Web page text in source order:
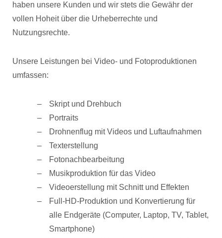
haben unsere Kunden und wir stets die Gewähr der
vollen Hoheit über die Urheberrechte und
Nutzungsrechte.
Unsere Leistungen bei Video- und Fotoproduktionen
umfassen:
Skript und Drehbuch
Portraits
Drohnenflug mit Videos und Luftaufnahmen
Texterstellung
Fotonachbearbeitung
Musikproduktion für das Video
Videoerstellung mit Schnitt und Effekten
Full-HD-Produktion und Konvertierung für
alle Endgeräte (Computer, Laptop, TV, Tablet,
Smartphone)